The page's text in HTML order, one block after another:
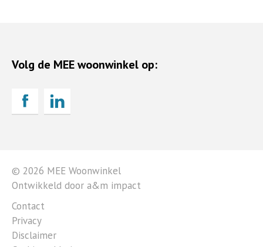
Volg de MEE woonwinkel op:
© 2026 MEE Woonwinkel
Ontwikkeld door a&m impact
Contact
Privacy
Disclaimer